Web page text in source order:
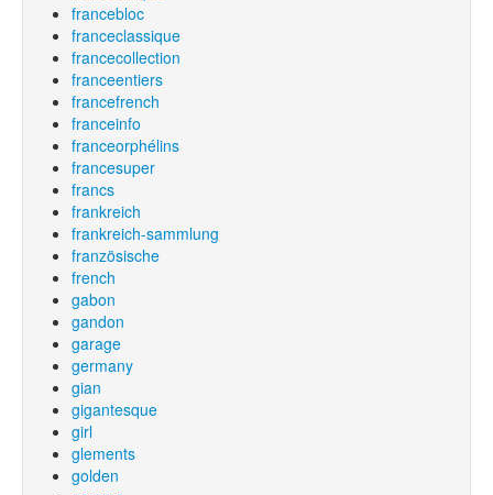
francebloc
franceclassique
francecollection
franceentiers
francefrench
franceinfo
franceorphélins
francesuper
francs
frankreich
frankreich-sammlung
französische
french
gabon
gandon
garage
germany
gian
gigantesque
girl
glements
golden